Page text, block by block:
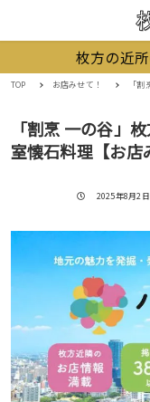
枚方の近
TOP お店みせて！ 「割
「割烹 一の谷」
室懐石料理【お店
投稿日
2025年8月2